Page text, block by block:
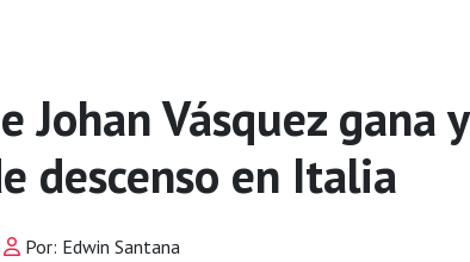
Johan Vásquez gana y
descenso en Italia
Por: Edwin Santana